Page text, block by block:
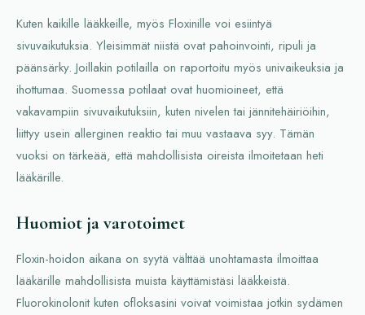
Kuten kaikille lääkkeille, myös Floxinille voi esiintyä
sivuvaikutuksia. Yleisimmät niistä ovat pahoinvointi, ripuli ja
päänsärky. Joillakin potilailla on raportoitu myös univaikeuksia ja
ihottumaa. Suomessa potilaat ovat huomioineet, että
vakavampiin sivuvaikutuksiin, kuten nivelen tai jännitehäiriöihin,
liittyy usein allerginen reaktio tai muu vastaava syy. Tämän
vuoksi on tärkeää, että mahdollisista oireista ilmoitetaan heti
lääkärille.
Huomiot ja varotoimet
Floxin-hoidon aikana on syytä välttää unohtamasta ilmoittaa
lääkärille mahdollisista muista käyttämistäsi lääkkeistä.
Fluorokinolonit kuten ofloksasini voivat voimistaa jotkin sydämen